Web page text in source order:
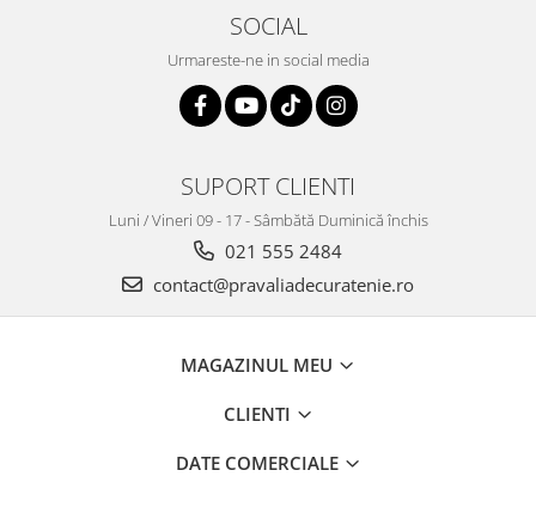
SOCIAL
Urmareste-ne in social media
SUPORT CLIENTI
Luni / Vineri 09 - 17 - Sâmbătă Duminică închis
021 555 2484
contact@pravaliadecuratenie.ro
MAGAZINUL MEU
CLIENTI
DATE COMERCIALE